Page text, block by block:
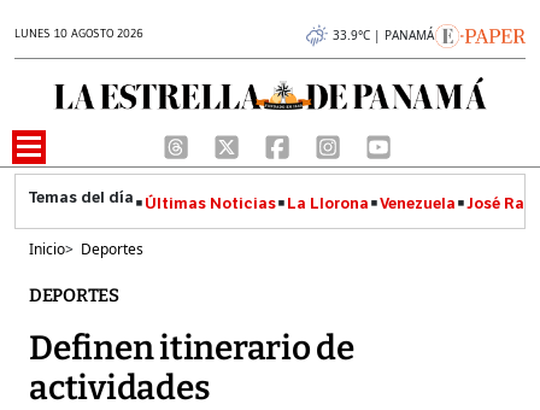
LUNES 10 AGOSTO 2026 33.9°C | PANAMÁ
Últimas Noticias La Llorona Venezuela José
Inicio> Deportes
DEPORTES
Definen itinerario de
actividades